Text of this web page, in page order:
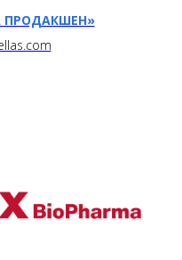
ПРОДАКШЕН»